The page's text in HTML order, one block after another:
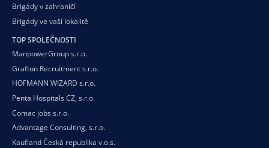
Brigády v zahraničí
Brigády ve vaší lokalitě
TOP SPOLEČNOSTI
ManpowerGroup s.r.o.
Grafton Recruitment s.r.o.
HOFMANN WIZARD s.r.o.
Penta Hospitals CZ, s.r.o.
Comac jobs s.r.o.
Advantage Consulting, s.r.o.
Kaufland Česká republika v.o.s.